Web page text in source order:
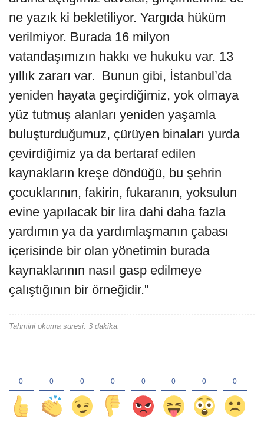
ne yazık ki bekletiliyor. Yargıda hüküm
verilmiyor. Burada 16 milyon
vatandaşımızın hakkı ve hukuku var. 13
yıllık zararı var. Bunun gibi, İstanbul’da
yeniden hayata geçirdiğimiz, yok olmaya
yüz tutmuş alanları yeniden yaşamla
buluşturduğumuz, çürüyen binaları yurda
çevirdiğimiz ya da bertaraf edilen
kaynakların kreşe döndüğü, bu şehrin
çocuklarının, fakirin, fukaranın, yoksulun
evine yapılacak bir lira dahi daha fazla
yardımın ya da yardımlaşmanın çabası
içerisinde bir olan yönetimin burada
kaynaklarının nasıl gasp edilmeye
çalıştığının bir örneğidir."
Tahmini okuma suresi: 3 dakika.